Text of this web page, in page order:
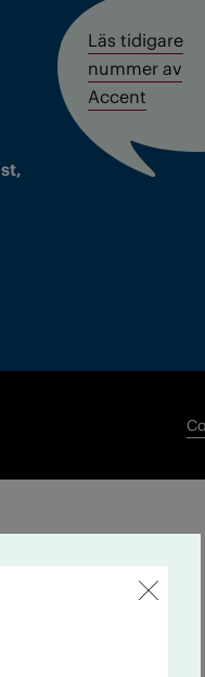
Läs tidigare
nummer av
Accent